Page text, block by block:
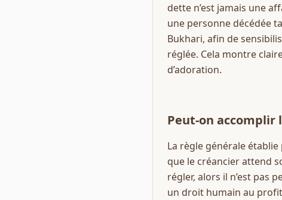
dette n’est jamais une
une personne décédée
Bukhari, afin de
réglée. Cela montre
d’adoration.
Peut-on accomplir
La règle générale
que le créancier attend
régler, alors il n’est pas
un droit humain au profit